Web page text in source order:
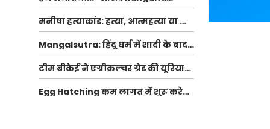
Ranaut से क्या बोली लड़की? Viral
Jantar-Mantar | CJP protest
मनीषा हत्याकांड: हत्या, आत्महत्या या कोई बड़ा राज?
| Full Story | Josh Haryana
Mangalsutra: हिंदू धर्म में शादी के बाद
मंगलसूत्र क्यों पहनती है महिलाएं, किसने
शुरु की ये परंपरा
टीम बीकेई ने एग्रीकल्चर ग्रेड की यूरिया
खाद गट्टों में बदलकर टेक्निकल ग्रेड में
बेचने वालों पर करवाई कार्रवाई:
Egg Hatching कम लागत में शुरू करे